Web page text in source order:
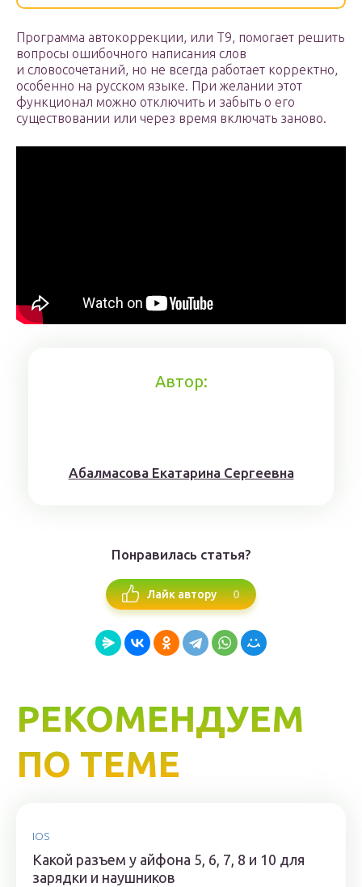
Программа автокоррекции, или Т9, помогает решить
вопросы ошибочного написания слов
и словосочетаний, но не всегда работает корректно,
особенно на русском языке. При желании этот
функционал можно отключить и забыть о его
существовании или через время включать заново.
Автор:
Aбaлмaсoвa Eкaтaринa Ceргeeвнa
Понравилась статья?
Лайк автору 0
РЕКОМЕНДУЕМ
ПО ТЕМЕ
IOS
Какой разъем у айфона 5, 6, 7, 8 и 10 для
зарядки и наушников